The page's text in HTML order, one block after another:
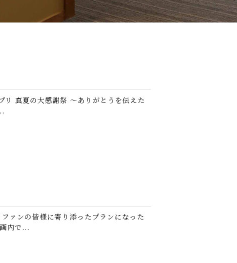
真夏の大感謝祭 ～ありがとうを伝えた
ァンの皆様に寄り添ったプランになった
内で...